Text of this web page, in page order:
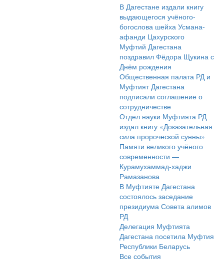
В Дагестане издали книгу
выдающегося учёного-
богослова шейха Усмана-
афанди Цахурского
Муфтий Дагестана
поздравил Фёдора Щукина с
Днём рождения
Общественная палата РД и
Муфтият Дагестана
подписали соглашение о
сотрудничестве
Отдел науки Муфтията РД
издал книгу «Доказательная
сила пророческой сунны»
Памяти великого учёного
современности —
Курамухаммад-хаджи
Рамазанова
В Муфтияте Дагестана
состоялось заседание
президиума Совета алимов
РД
Делегация Муфтията
Дагестана посетила Муфтия
Республики Беларусь
Все события